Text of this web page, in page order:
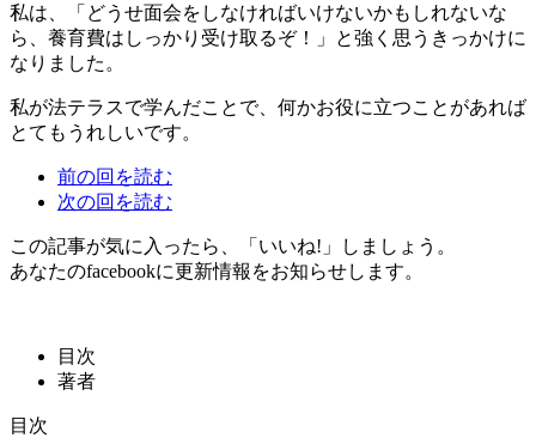
私は、「どうせ面会をしなければいけないかもしれないな
ら、養育費はしっかり受け取るぞ！」と強く思うきっかけに
なりました。
私が法テラスで学んだことで、何かお役に立つことがあれば
とてもうれしいです。
前の回を読む
次の回を読む
この記事が気に入ったら、「いいね!」しましょう。
あなたのfacebookに更新情報をお知らせします。
目次
著者
目次